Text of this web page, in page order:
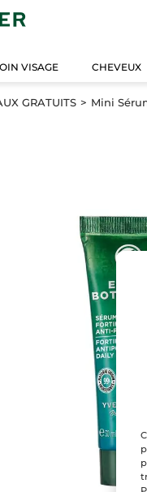
VISAGE CHEVEUX
GRATUITS Mini